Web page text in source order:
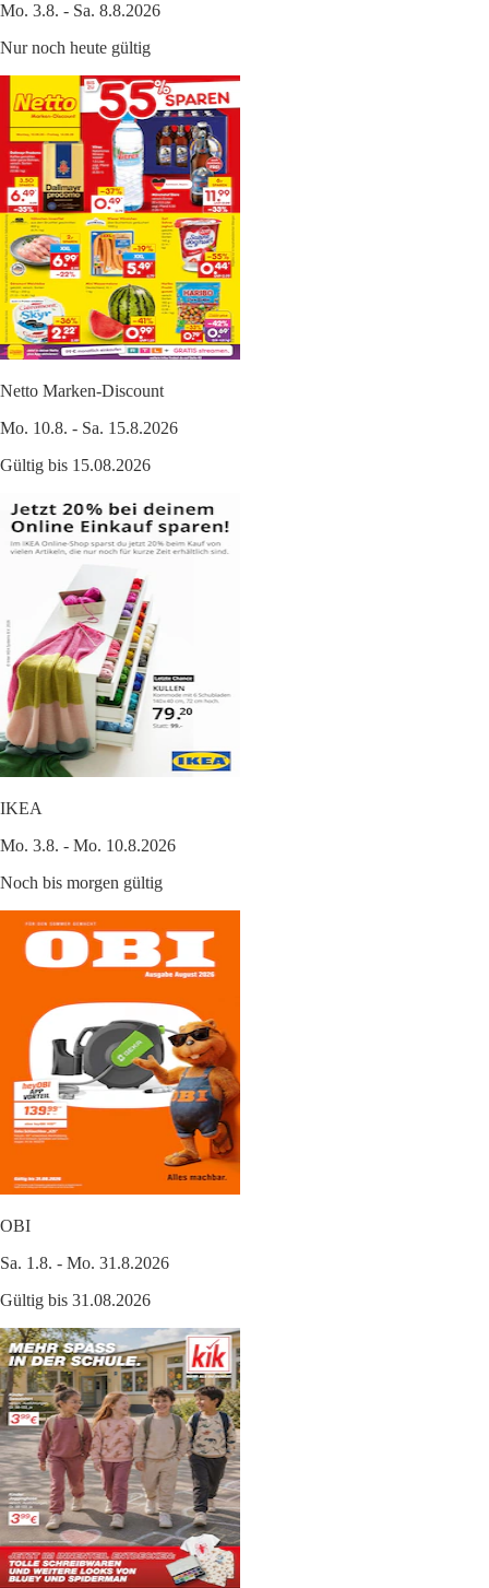
Mo. 3.8. - Sa. 8.8.2026
Nur noch heute gültig
Netto Marken-Discount
Mo. 10.8. - Sa. 15.8.2026
Gültig bis 15.08.2026
IKEA
Mo. 3.8. - Mo. 10.8.2026
Noch bis morgen gültig
OBI
Sa. 1.8. - Mo. 31.8.2026
Gültig bis 31.08.2026